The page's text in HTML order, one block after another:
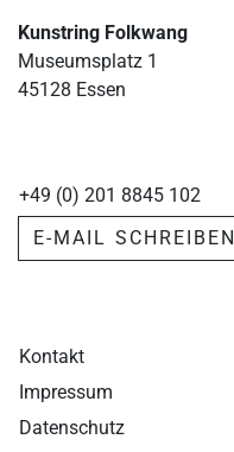
Kunstring Folkwang
Museumsplatz 1
45128 Essen
+49 (0) 201 8845 102
E-MAIL SCHREIBEN
Kontakt
Impressum
Datenschutz